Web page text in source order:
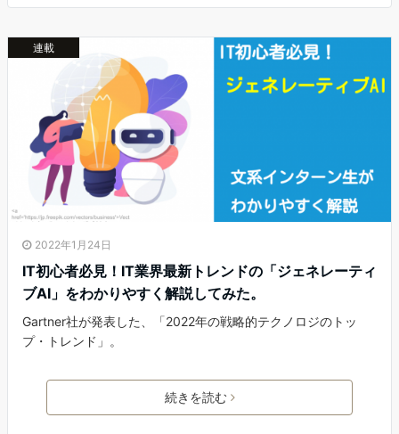
連載
2022年1月24日
IT初心者必見！IT業界最新トレンドの「ジェネレーティ
ブAI」をわかりやすく解説してみた。
Gartner社が発表した、「2022年の戦略的テクノロジのトッ
プ・トレンド」。
続きを読む